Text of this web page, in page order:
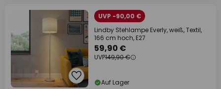
UVP -90,00 €
Lindby Stehlampe Everly, weiß, Textil,
166 cm hoch, E27
59,90 €
UVP149,90 €
Auf Lager